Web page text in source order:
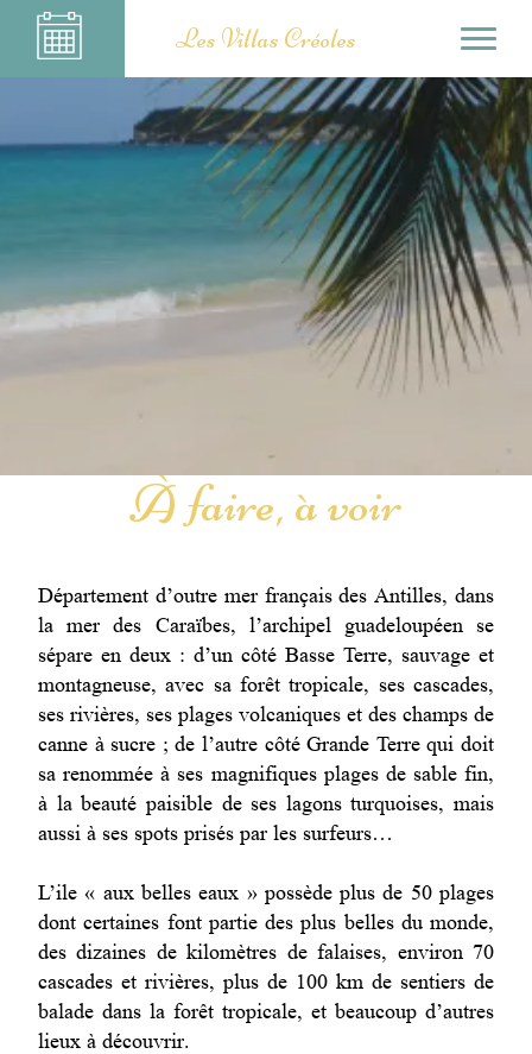
Les Villas Créoles
À faire, à voir
Département d’outre mer français des Antilles, dans
la mer des Caraïbes, l’archipel guadeloupéen se
sépare en deux : d’un côté Basse Terre, sauvage et
montagneuse, avec sa forêt tropicale, ses cascades,
ses rivières, ses plages volcaniques et des champs de
canne à sucre ; de l’autre côté Grande Terre qui doit
sa renommée à ses magnifiques plages de sable fin,
à la beauté paisible de ses lagons turquoises, mais
aussi à ses spots prisés par les surfeurs…
L’ile « aux belles eaux » possède plus de 50 plages
dont certaines font partie des plus belles du monde,
des dizaines de kilomètres de falaises, environ 70
cascades et rivières, plus de 100 km de sentiers de
balade dans la forêt tropicale, et beaucoup d’autres
lieux à découvrir.